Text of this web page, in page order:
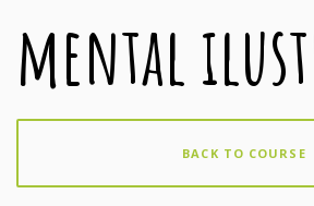
mental
BACK TO COURSE